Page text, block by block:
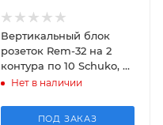
Вертикальный блок
розеток Rem-32 на 2
контура по 10 Sсhuko, 6
IEC 60320 C19 с авт. и
Нет в наличии
ПОД ЗАКАЗ